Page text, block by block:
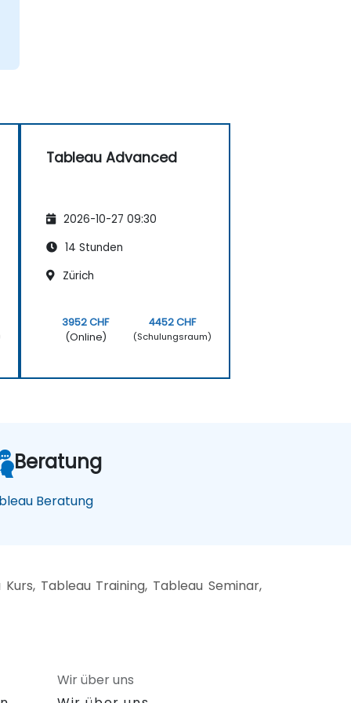
Tableau Advanced
2026-10-27 09:30
14 Stunden
Zürich
3952 CHF
(Online)
4452 CHF
(Schulungsraum)
Beratung
Beratung
Tableau Training, Tableau Seminar,
Wir über uns